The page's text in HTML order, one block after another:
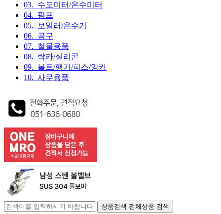
03. 수도미터/온수미터
04. 펌프
05. 보일러/온수기
06. 공구
07. 철물용품
08. 락카/실리콘
09. 볼트/행가/피스/앙카
10. 사무용품
상품검색 전체상품 검색